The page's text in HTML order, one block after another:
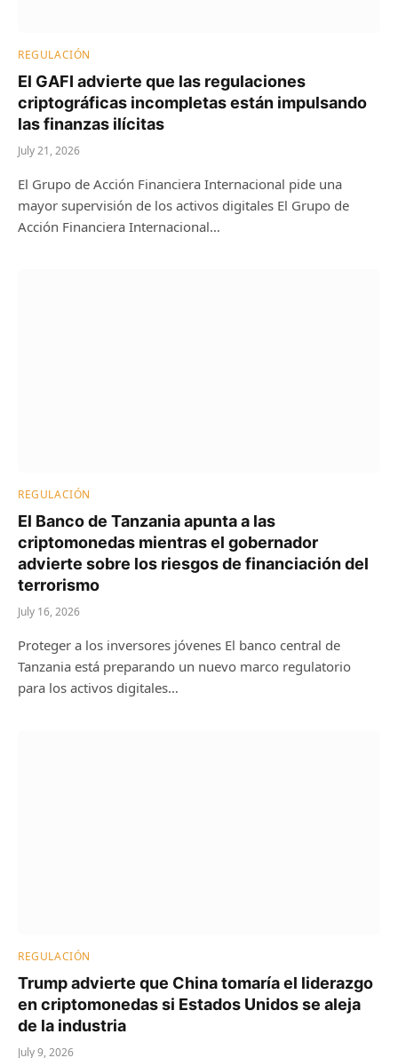
REGULACIÓN
El GAFI advierte que las regulaciones
criptográficas incompletas están impulsando
las finanzas ilícitas
July 21, 2026
El Grupo de Acción Financiera Internacional pide una
mayor supervisión de los activos digitales El Grupo de
Acción Financiera Internacional…
REGULACIÓN
El Banco de Tanzania apunta a las
criptomonedas mientras el gobernador
advierte sobre los riesgos de financiación del
terrorismo
July 16, 2026
Proteger a los inversores jóvenes El banco central de
Tanzania está preparando un nuevo marco regulatorio
para los activos digitales…
REGULACIÓN
Trump advierte que China tomaría el liderazgo
en criptomonedas si Estados Unidos se aleja
de la industria
July 9, 2026